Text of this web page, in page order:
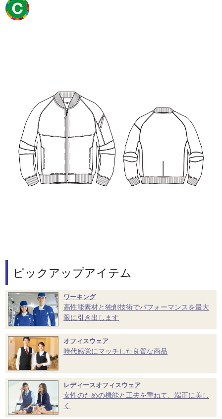
ピックアップアイテム
ワーキング
高性能素材と独創技術でパフォーマンスを最大
限に引き出します
オフィスウェア
時代感覚にマッチした良質な商品
レディースオフィスウェア
女性のための機能と工夫を重ねて、端正に美し
く